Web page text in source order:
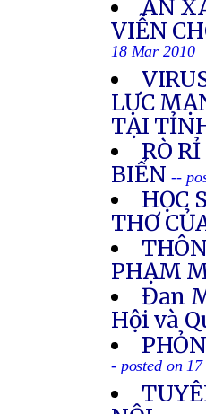
ÂN
VIỄN
18 Mar 2010
LỰC
TẠI
RÒ
BIỂN --
HỌC
THƠ
PHẠM
Đan
Hội và
- posted on